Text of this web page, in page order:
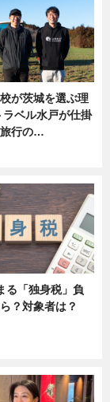
が茨城を選ぶ理
ラベル水戸が仕掛
行の…
る「独身税」負
？対象者は？